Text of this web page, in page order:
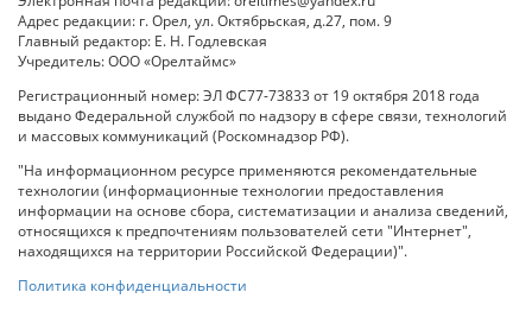
Адрес редакции: г. Орел, ул. Октябрьская, д.27, пом. 9
Главный редактор: Е. Н. Годлевская
Учредитель: ООО «Орелтаймс»
Регистрационный номер: ЭЛ ФС77-73833 от 19 октября 2018 года
выдано Федеральной службой по надзору в сфере связи, технологий
и массовых коммуникаций (Роскомнадзор РФ).
"На информационном ресурсе применяются рекомендательные
технологии (информационные технологии предоставления
информации на основе сбора, систематизации и анализа сведений,
относящихся к предпочтениям пользователей сети "Интернет",
находящихся на территории Российской Федерации)".
Политика конфиденциальности